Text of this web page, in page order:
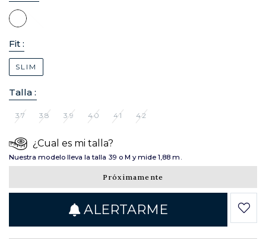
Fit :
SLIM
Talla :
37 38 39 40 41 42
¿Cual es mi talla?
Nuestra modelo lleva la talla 39 o M y mide 1,88 m.
Próximamente
ALERTARME